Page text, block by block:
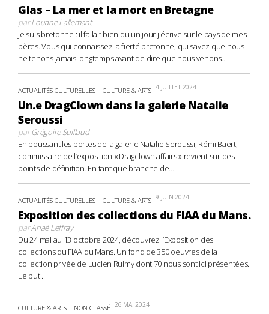
Glas – La mer et la mort en Bretagne
parLouane Lallemant
Je suis bretonne : il fallait bien qu'un jour j'écrive sur le pays de mes
pères. Vous qui connaissez la fierté bretonne, qui savez que nous
ne tenons jamais longtemps avant de dire que nous venons...
ACTUALITÉS CULTURELLES CULTURE & ARTS 4 JUILLET 2024
Un.e DragClown dans la galerie Natalie
Seroussi
parGrégoire Suillaud
En poussant les portes de la galerie Natalie Seroussi, Rémi Baert,
commissaire de l’exposition « Dragclown affairs » revient sur des
points de définition. En tant que branche de...
ACTUALITÉS CULTURELLES CULTURE & ARTS 9 JUIN 2024
Exposition des collections du FIAA du Mans.
parAnaë Leffray
Du 24 mai au 13 octobre 2024, découvrez l’Exposition des
collections du FIAA du Mans. Un fond de 350 oeuvres de la
collection privée de Lucien Ruimy dont 70 nous sont ici présentées.
Le but...
CULTURE & ARTS NON CLASSÉ 26 MAI 2024